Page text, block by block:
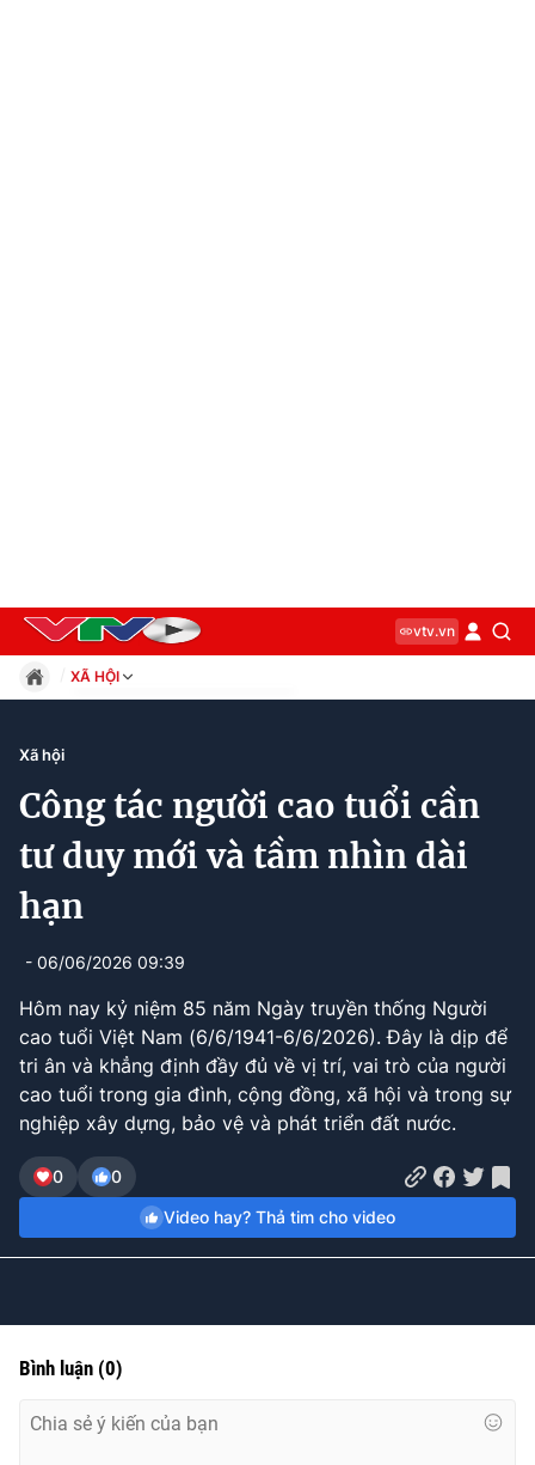
vtv.vn
XÃ HỘI
Xã hội
Kinh tế
Thế giới
Giải trí
Công nghệ
Current
Time
0:12 / Duration
0:49
Xã hội
Công tác người cao tuổi cần
tư duy mới và tầm nhìn dài
hạn
- 06/06/2026 09:39
Hôm nay kỷ niệm 85 năm Ngày truyền thống Người
cao tuổi Việt Nam (6/6/1941-6/6/2026). Đây là dịp để
tri ân và khẳng định đầy đủ về vị trí, vai trò của người
cao tuổi trong gia đình, cộng đồng, xã hội và trong sự
nghiệp xây dựng, bảo vệ và phát triển đất nước.
0
0
Video hay? Thả tim cho video
Bình luận (0)